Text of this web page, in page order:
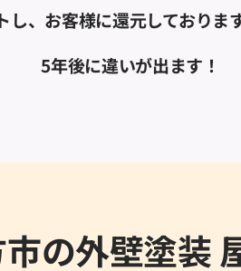
、お客様に還元しております
5年後に違いが出ます！
の外壁塗装